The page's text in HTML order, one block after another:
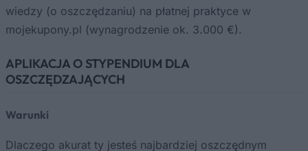
wiedzy (o oszczędzaniu) na płatnej praktyce w
mojekupony.pl (wynagrodzenie ok. 3.000 €).
APLIKACJA O STYPENDIUM DLA
OSZCZĘDZAJĄCYCH
Warunki
Dlaczego akurat ty jesteś najbardziej oszczędnym